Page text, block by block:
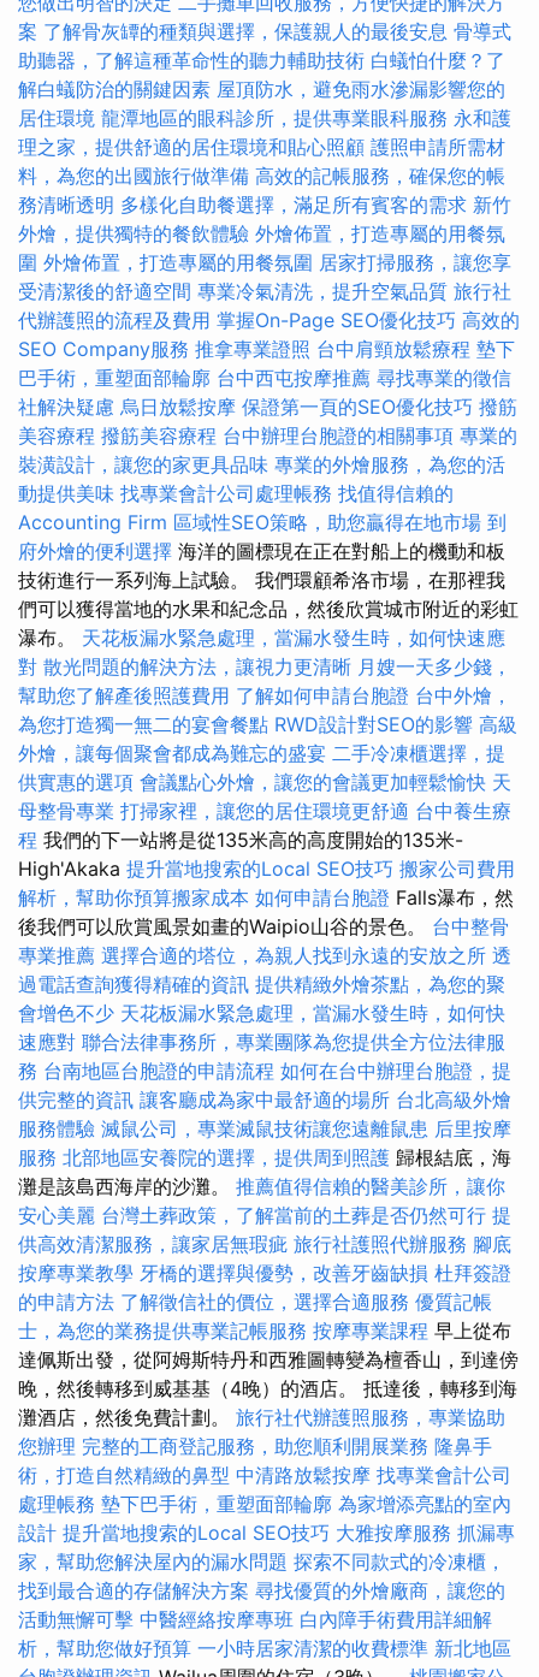
案 了解骨灰罈的種類與選擇，保護親人的最後安息 骨導式
助聽器，了解這種革命性的聽力輔助技術 白蟻怕什麼？了
解白蟻防治的關鍵因素 屋頂防水，避免雨水滲漏影響您的
居住環境 龍潭地區的眼科診所，提供專業眼科服務 永和護
理之家，提供舒適的居住環境和貼心照顧 護照申請所需材
料，為您的出國旅行做準備 高效的記帳服務，確保您的帳
務清晰透明 多樣化自助餐選擇，滿足所有賓客的需求 新竹
外燴，提供獨特的餐飲體驗 外燴佈置，打造專屬的用餐氛
圍 外燴佈置，打造專屬的用餐氛圍 居家打掃服務，讓您享
受清潔後的舒適空間 專業冷氣清洗，提升空氣品質 旅行社
代辦護照的流程及費用 掌握On-Page SEO優化技巧 高效的
SEO Company服務 推拿專業證照 台中肩頸放鬆療程 墊下
巴手術，重塑面部輪廓 台中西屯按摩推薦 尋找專業的徵信
社解決疑慮 烏日放鬆按摩 保證第一頁的SEO優化技巧 撥筋
美容療程 撥筋美容療程 台中辦理台胞證的相關事項 專業的
裝潢設計，讓您的家更具品味 專業的外燴服務，為您的活
動提供美味 找專業會計公司處理帳務 找值得信賴的
Accounting Firm 區域性SEO策略，助您贏得在地市場 到
府外燴的便利選擇 海洋的圖標現在正在對船上的機動和板
技術進行一系列海上試驗。 我們環顧希洛市場，在那裡我
們可以獲得當地的水果和紀念品，然後欣賞城市附近的彩虹
瀑布。 天花板漏水緊急處理，當漏水發生時，如何快速應
對 散光問題的解決方法，讓視力更清晰 月嫂一天多少錢，
幫助您了解產後照護費用 了解如何申請台胞證 台中外燴，
為您打造獨一無二的宴會餐點 RWD設計對SEO的影響 高級
外燴，讓每個聚會都成為難忘的盛宴 二手冷凍櫃選擇，提
供實惠的選項 會議點心外燴，讓您的會議更加輕鬆愉快 天
母整骨專業 打掃家裡，讓您的居住環境更舒適 台中養生療
程 我們的下一站將是從135米高的高度開始的135米-
High'Akaka 提升當地搜索的Local SEO技巧 搬家公司費用
解析，幫助你預算搬家成本 如何申請台胞證 Falls瀑布，然
後我們可以欣賞風景如畫的Waipio山谷的景色。 台中整骨
專業推薦 選擇合適的塔位，為親人找到永遠的安放之所 透
過電話查詢獲得精確的資訊 提供精緻外燴茶點，為您的聚
會增色不少 天花板漏水緊急處理，當漏水發生時，如何快
速應對 聯合法律事務所，專業團隊為您提供全方位法律服
務 台南地區台胞證的申請流程 如何在台中辦理台胞證，提
供完整的資訊 讓客廳成為家中最舒適的場所 台北高級外燴
服務體驗 滅鼠公司，專業滅鼠技術讓您遠離鼠患 后里按摩
服務 北部地區安養院的選擇，提供周到照護 歸根結底，海
灘是該島西海岸的沙灘。 推薦值得信賴的醫美診所，讓你
安心美麗 台灣土葬政策，了解當前的土葬是否仍然可行 提
供高效清潔服務，讓家居無瑕疵 旅行社護照代辦服務 腳底
按摩專業教學 牙橋的選擇與優勢，改善牙齒缺損 杜拜簽證
的申請方法 了解徵信社的價位，選擇合適服務 優質記帳
士，為您的業務提供專業記帳服務 按摩專業課程 早上從布
達佩斯出發，從阿姆斯特丹和西雅圖轉變為檀香山，到達傍
晚，然後轉移到威基基（4晚）的酒店。 抵達後，轉移到海
灘酒店，然後免費計劃。 旅行社代辦護照服務，專業協助
您辦理 完整的工商登記服務，助您順利開展業務 隆鼻手
術，打造自然精緻的鼻型 中清路放鬆按摩 找專業會計公司
處理帳務 墊下巴手術，重塑面部輪廓 為家增添亮點的室內
設計 提升當地搜索的Local SEO技巧 大雅按摩服務 抓漏專
家，幫助您解決屋內的漏水問題 探索不同款式的冷凍櫃，
找到最合適的存儲解決方案 尋找優質的外燴廠商，讓您的
活動無懈可擊 中醫經絡按摩專班 白內障手術費用詳細解
析，幫助您做好預算 一小時居家清潔的收費標準 新北地區